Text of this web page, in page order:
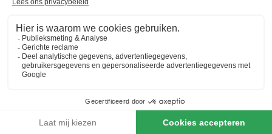
Daarnaast vind je in de omgeving verschillende dierenparken
diersoorten kunt bewonderen.
Goed omte weten
Neem voor voorkeuren zoals de locatie van je accommodatie